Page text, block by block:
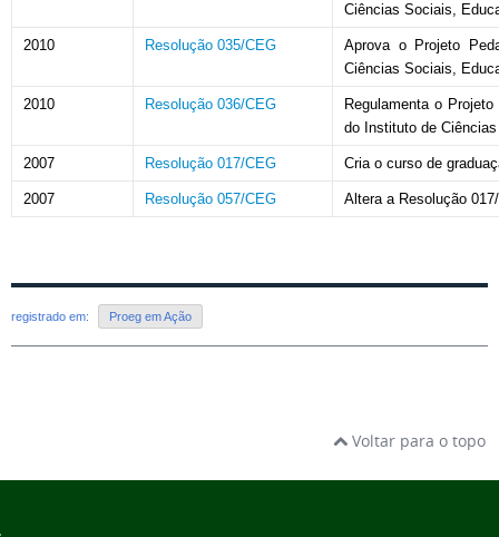
Ciências Sociais,
2010 Resolução 035/CEG
Aprova o Projeto
Ciências Sociais,
2010 Resolução 036/CEG
Regulamenta o
do Instituto de
2007 Resolução 017/CEG Cria o curso de
2007 Resolução 057/CEG Altera a Resolução
registrado em: Proeg em Ação
Voltar para o topo